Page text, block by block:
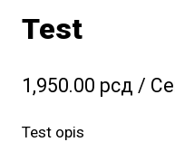
Test
1,950.00 рсд /
Test opis